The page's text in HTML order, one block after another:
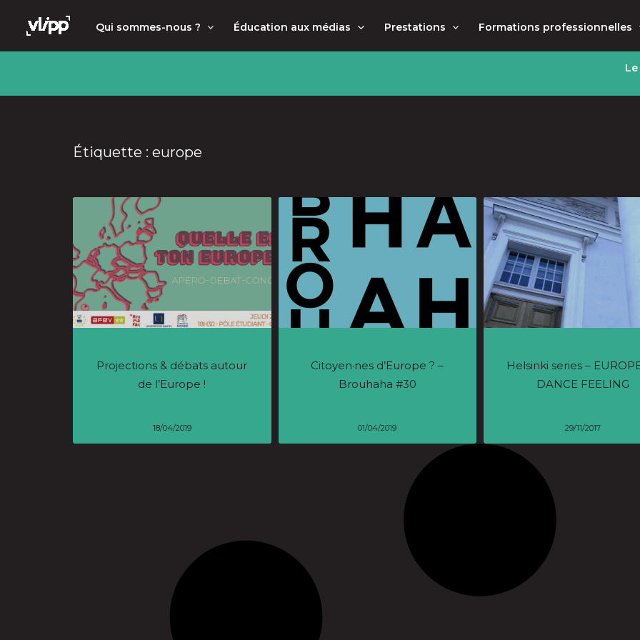
principal
Qui sommes-nous ? Éducation aux médias Prestations Formations professionnelles
Étiquette : europe
Projections & débats autour
de l’Europe !
18/04/2019
Citoyen·nes d’Europe ? –
Brouhaha #30
01/04/2019
Helsinki series –
DANCE FEELING
29/11/2017